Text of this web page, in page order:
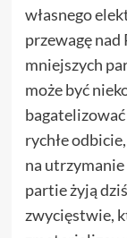
własnego
przewagę
mniejszych
może być
rychłe
na
partie żyją
zwycięstwie,